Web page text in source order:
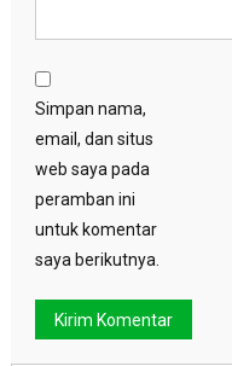
Simpan nama,
email, dan situs
web saya pada
peramban ini
untuk komentar
saya berikutnya.